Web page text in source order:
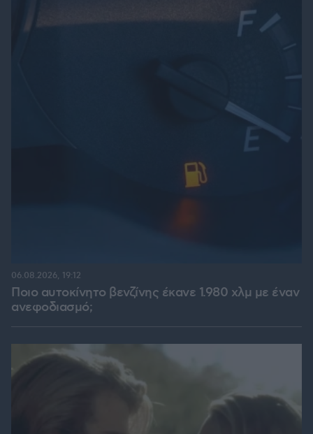
Ποιο αυτοκίνητο βενζίνης έκανε 1.980 χλμ με έναν
ανεφοδιασμό;
06.08.2026, 19:12